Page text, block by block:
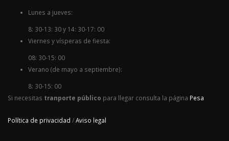
Lunes a jueves:
8: 30-13: 30 y 14: 30-17: 00
Viernes y vísperas de fiesta:
08: 30-15: 00
Verano (de mayo a septiembre):
8: 30-15: 00
Si necesitas tranporte público para llegar consulta la página Pesa
Política de privacidad /Aviso legal